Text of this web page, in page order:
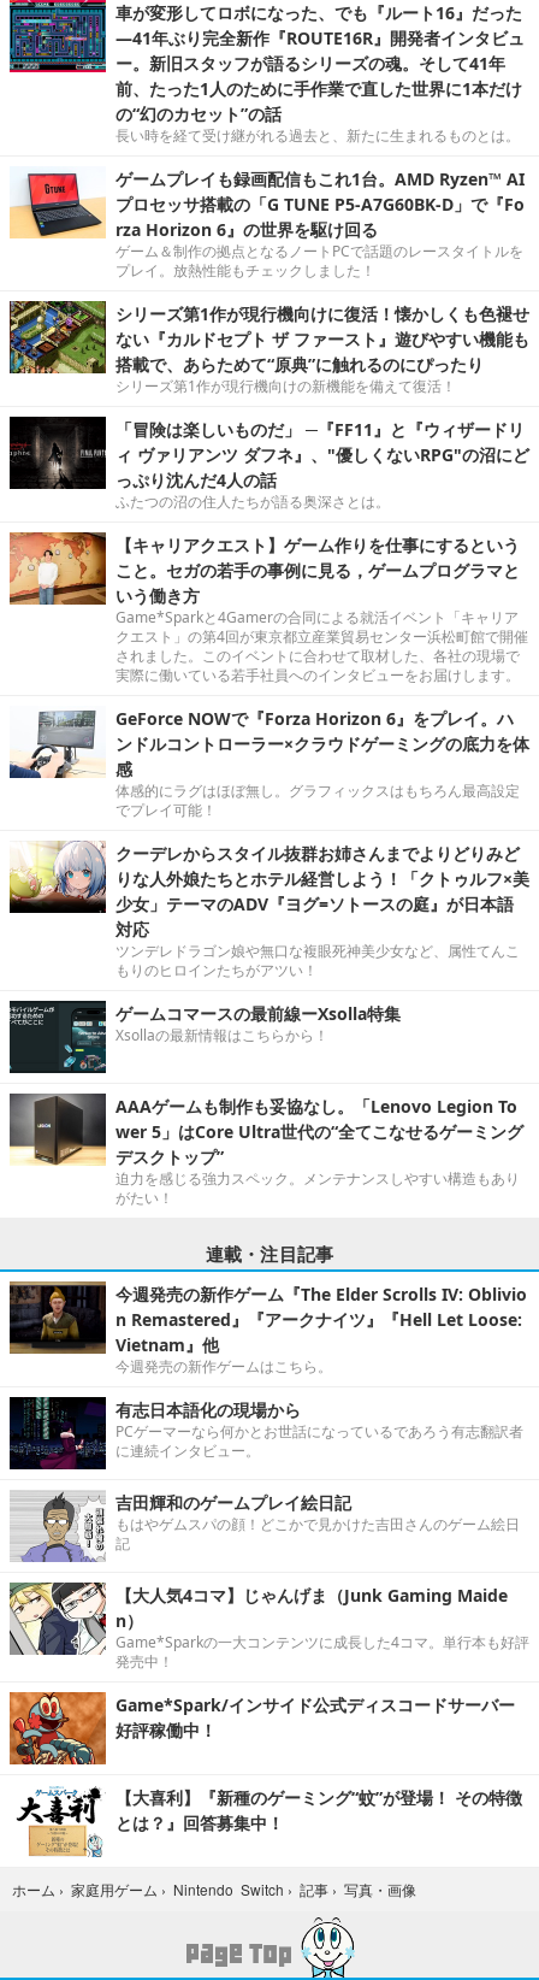
車が変形してロボになった、でも『ルート16』だった
―41年ぶり完全新作『ROUTE16R』開発者インタビュ
ー。新旧スタッフが語るシリーズの魂。そして41年
前、たった1人のために手作業で直した世界に1本だけ
の“幻のカセット”の話
長い時を経て受け継がれる過去と、新たに生まれるものとは。
ゲームプレイも録画配信もこれ1台。AMD Ryzen™ AI
プロセッサ搭載の「G TUNE P5-A7G60BK-D」で『Fo
rza Horizon 6』の世界を駆け回る
ゲーム＆制作の拠点となるノートPCで話題のレースタイトルを
プレイ。放熱性能もチェックしました！
シリーズ第1作が現行機向けに復活！懐かしくも色褪せ
ない『カルドセプト ザ ファースト』遊びやすい機能も
搭載で、あらためて“原典”に触れるのにぴったり
シリーズ第1作が現行機向けの新機能を備えて復活！
「冒険は楽しいものだ」 ─『FF11』と『ウィザードリ
ィ ヴァリアンツ ダフネ』、"優しくないRPG"の沼にど
っぷり沈んだ4人の話
ふたつの沼の住人たちが語る奥深さとは。
【キャリアクエスト】ゲーム作りを仕事にするという
こと。セガの若手の事例に見る，ゲームプログラマと
いう働き方
Game*Sparkと4Gamerの合同による就活イベント「キャリア
クエスト」の第4回が東京都立産業貿易センター浜松町館で開催
されました。このイベントに合わせて取材した、各社の現場で
実際に働いている若手社員へのインタビューをお届けします。
GeForce NOWで『Forza Horizon 6』をプレイ。ハ
ンドルコントローラー×クラウドゲーミングの底力を体
感
体感的にラグはほぼ無し。グラフィックスはもちろん最高設定
でプレイ可能！
クーデレからスタイル抜群お姉さんまでよりどりみど
りな人外娘たちとホテル経営しよう！「クトゥルフ×美
少女」テーマのADV『ヨグ=ソトースの庭』が日本語
対応
ツンデレドラゴン娘や無口な複眼死神美少女など、属性てんこ
もりのヒロインたちがアツい！
ゲームコマースの最前線ーXsolla特集
Xsollaの最新情報はこちらから！
AAAゲームも制作も妥協なし。「Lenovo Legion To
wer 5」はCore Ultra世代の“全てこなせるゲーミング
デスクトップ”
迫力を感じる強力スペック。メンテナンスしやすい構造もあり
がたい！
連載・注目記事
今週発売の新作ゲーム『The Elder Scrolls IV: Oblivio
n Remastered』『アークナイツ』『Hell Let Loose:
Vietnam』他
今週発売の新作ゲームはこちら。
有志日本語化の現場から
PCゲーマーなら何かとお世話になっているであろう有志翻訳者
に連続インタビュー。
吉田輝和のゲームプレイ絵日記
もはやゲムスパの顔！どこかで見かけた吉田さんのゲーム絵日
記
【大人気4コマ】じゃんげま（Junk Gaming Maide
n）
Game*Sparkの一大コンテンツに成長した4コマ。単行本も好評
発売中！
Game*Spark/インサイド公式ディスコードサーバー
好評稼働中！
【大喜利】『新種のゲーミング“蚊”が登場！ その特徴
とは？』回答募集中！
ホーム › 家庭用ゲーム › Nintendo Switch › 記事 › 写真・画像